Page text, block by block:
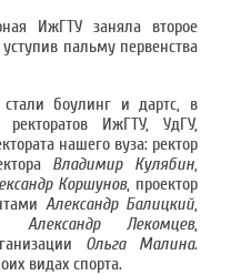
ИжГТУ заняла второе
пальму первенства
боулинг и дартс, в
ИжГТУ, УдГУ,
нашего вуза: ректор
Владимир Кулябин,
Коршунов, проектор
Александр Балицкий,
Александр Лекомцев,
Ольга Малина.
видах спорта.